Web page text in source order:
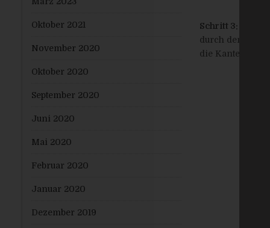
Schritt 3:
durch den
die Kanten. Das
Oktober 2021
November 2020
Oktober 2020
September 2020
Juni 2020
Mai 2020
Februar 2020
Januar 2020
Dezember 2019